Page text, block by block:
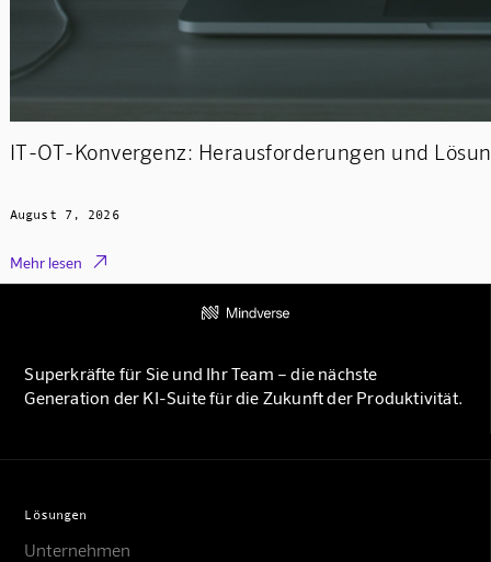
IT-OT-Konvergenz: Herausforderungen und
August 7, 2026
Mehr lesen 
Superkräfte für Sie und Ihr Team – die nächste
Generation der KI-Suite für die Zukunft der Produktivität.
Lösungen
Unternehmen